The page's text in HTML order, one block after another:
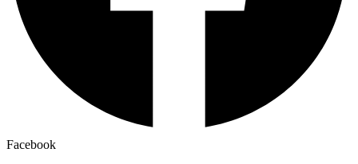
Facebook